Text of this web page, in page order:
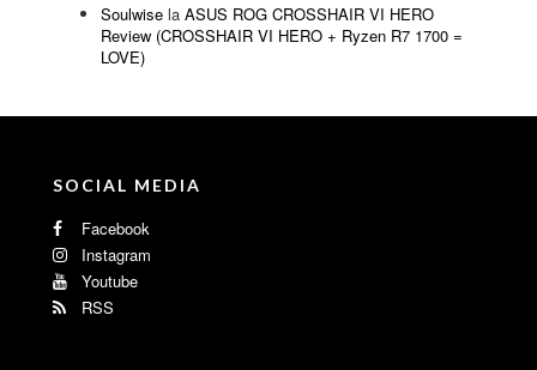
Soulwise la ASUS ROG CROSSHAIR VI HERO
Review (CROSSHAIR VI HERO + Ryzen R7 1700 =
LOVE)
SOCIAL MEDIA
Facebook
Instagram
Youtube
RSS